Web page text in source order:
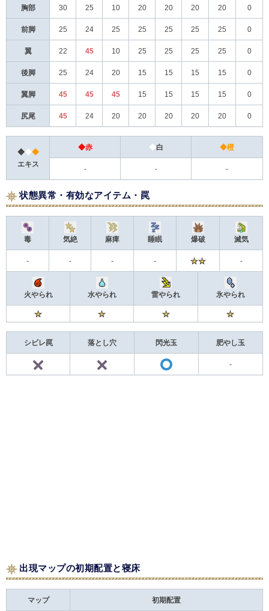
胸部 30 25 10 20 20 20 20 0
前脚 25 24 25 25 25 25 25 0
翼 22 45 10 25 25 25 25 0
後脚 25 24 20 15 15 15 15 0
翼脚 45 45 45 15 15 15 15 0
尻尾 45 24 20 20 20 20 20 0
◆◆◆
エキス
◆赤 ◆白 ◆橙
- - -
状態異常・有効なアイテム・罠
毒 気絶 麻痺 睡眠 爆破 滅気
- - - - -
火やられ 水やられ 雷やられ 氷やられ
シビレ罠 落とし穴 閃光玉 肥やし玉
-
出現マップの初期配置と寝床
マップ 初期配置